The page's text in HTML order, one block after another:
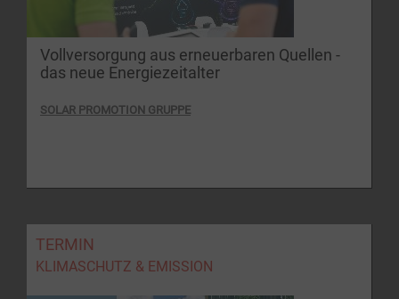
Vollversorgung aus erneuerbaren Quellen -
das neue Energiezeitalter
SOLAR PROMOTION GRUPPE
TERMIN
KLIMASCHUTZ & EMISSION